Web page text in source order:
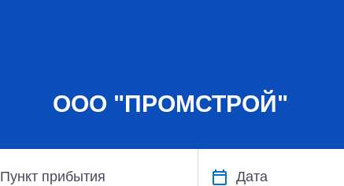
ООО "ПРОМСТРОЙ"
Пункт прибытия Дата